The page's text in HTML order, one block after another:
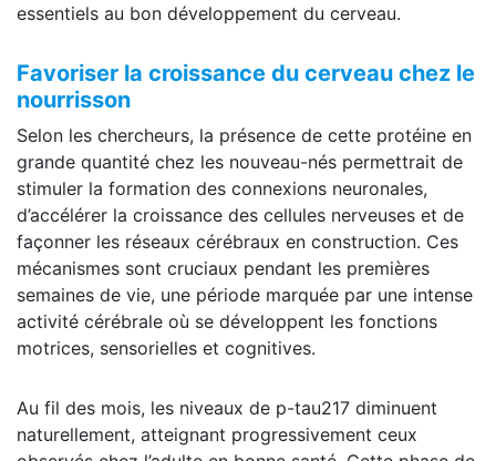
essentiels au bon développement du cerveau.
Favoriser la croissance du cerveau chez le
nourrisson
Selon les chercheurs, la présence de cette protéine en
grande quantité chez les nouveau-nés permettrait de
stimuler la formation des connexions neuronales,
d’accélérer la croissance des cellules nerveuses et de
façonner les réseaux cérébraux en construction. Ces
mécanismes sont cruciaux pendant les premières
semaines de vie, une période marquée par une intense
activité cérébrale où se développent les fonctions
motrices, sensorielles et cognitives.
Au fil des mois, les niveaux de p-tau217 diminuent
naturellement, atteignant progressivement ceux